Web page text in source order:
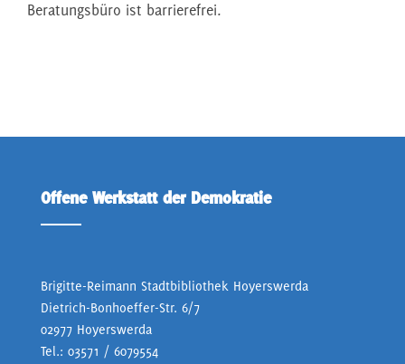
Beratungsbüro ist barrierefrei.
Offene Werkstatt der Demokratie
Brigitte-Reimann Stadtbibliothek Hoyerswerda
Dietrich-Bonhoeffer-Str. 6/7
02977 Hoyerswerda
Tel.: 03571 / 6079554